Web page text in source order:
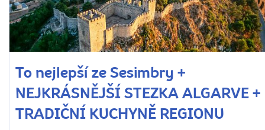
To nejlepší ze Sesimbry +
NEJKRÁSNĚJŠÍ STEZKA ALGARVE +
TRADIČNÍ KUCHYNĚ REGIONU